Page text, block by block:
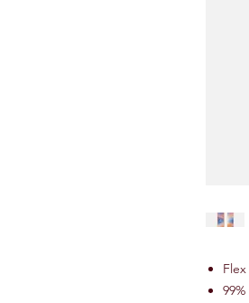
Flex